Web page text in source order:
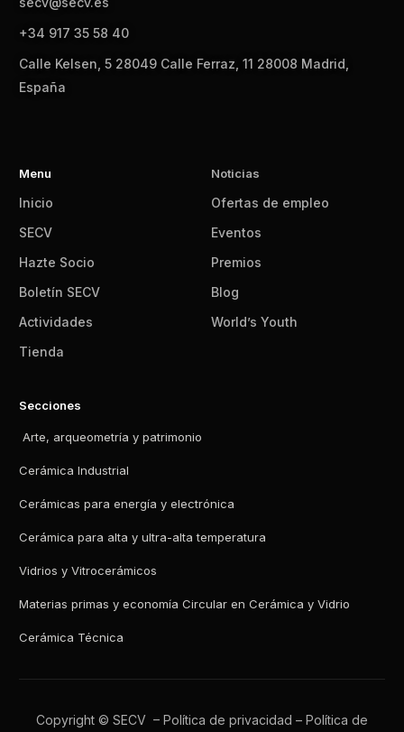
+34 917 35 58 40
Calle Kelsen, 5 28049 Calle Ferraz, 11 28008 Madrid,
España
Menu
Inicio
SECV
Hazte Socio
Boletín SECV
Actividades
Tienda
Noticias
Ofertas de empleo
Eventos
Premios
Blog
World’s Youth
Secciones
Arte, arqueometría y patrimonio
Cerámica Industrial
Cerámicas para energía y electrónica
Cerámica para alta y ultra-alta temperatura
Vidrios y Vitrocerámicos
Materias primas y economía Circular en Cerámica y Vidrio
Cerámica Técnica
Copyright © SECV – Política de privacidad – Política de